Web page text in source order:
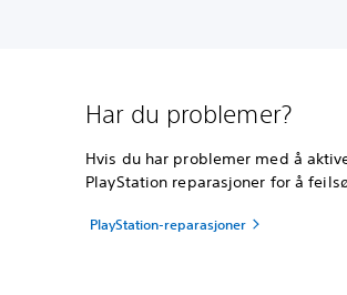
Har du problemer?
Hvis du har problemer med å
PlayStation reparasjoner for å
PlayStation-reparasjoner